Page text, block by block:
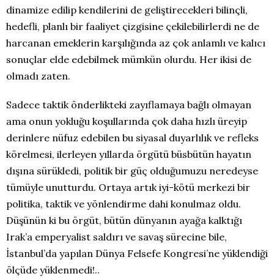
dinamize edilip kendilerini de geliştirecekleri bilinçli,
hedefli, planlı bir faaliyet çizgisine çekilebilirlerdi ne de
harcanan emeklerin karşılığında az çok anlamlı ve kalıcı
sonuçlar elde edebilmek mümkün olurdu. Her ikisi de
olmadı zaten.
Sadece taktik önderlikteki zayıflamaya bağlı olmayan
ama onun yokluğu koşullarında çok daha hızlı üreyip
derinlere nüfuz edebilen bu siyasal duyarlılık ve refleks
körelmesi, ilerleyen yıllarda örgütü büsbütün hayatın
dışına sürükledi, politik bir güç olduğumuzu neredeyse
tümüyle unutturdu. Ortaya artık iyi-kötü merkezi bir
politika, taktik ve yönlendirme dahi konulmaz oldu.
Düşünün ki bu örgüt, bütün dünyanın ayağa kalktığı
Irak’a emperyalist saldırı ve savaş sürecine bile,
İstanbul’da yapılan Dünya Felsefe Kongresi’ne yüklendiği
ölçüde yüklenmedi!..